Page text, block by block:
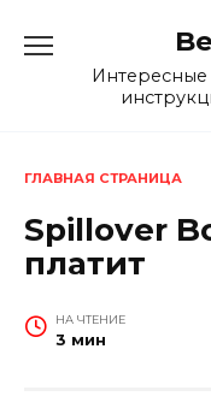
содержаниюИнтересные
ГЛАВНАЯ СТРАНИЦА
Spillover
платит
НА ЧТЕНИЕ
3 мин